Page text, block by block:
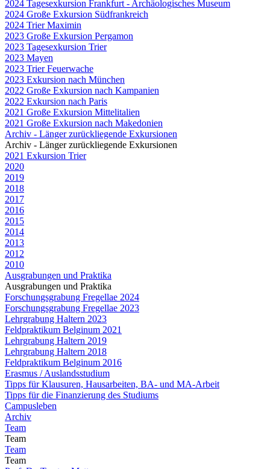
2024 Tagesexkursion Frankfurt - Archäologisches Museum
2024 Große Exkursion Südfrankreich
2024 Trier Maximin
2023 Große Exkursion Pergamon
2023 Tagesexkursion Trier
2023 Mayen
2023 Trier Feuerwache
2023 Exkursion nach München
2022 Große Exkursion nach Kampanien
2022 Exkursion nach Paris
2021 Große Exkursion Mittelitalien
2021 Große Exkursion nach Makedonien
Archiv - Länger zurückliegende Exkursionen
Archiv - Länger zurückliegende Exkursionen
2021 Exkursion Trier
2020
2019
2018
2017
2016
2015
2014
2013
2012
2010
Ausgrabungen und Praktika
Ausgrabungen und Praktika
Forschungsgrabung Fregellae 2024
Forschungsgrabung Fregellae 2023
Lehrgrabung Haltern 2023
Feldpraktikum Belginum 2021
Lehrgrabung Haltern 2019
Lehrgrabung Haltern 2018
Feldpraktikum Belginum 2016
Erasmus / Auslandsstudium
Tipps für Klausuren, Hausarbeiten, BA- und MA-Arbeit
Tipps für die Finanzierung des Studiums
Campusleben
Archiv
Team
Team
Team
Team